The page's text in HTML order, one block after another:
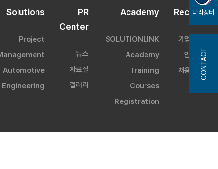
Solutions
Project
Automotive
Engineering
PR
Center
뉴스
자료실
갤러리
Academy
SOLUTIONLINK
Academy
Training
Courses
Registration
Recruit
기업문화
인재상
채용정보
나라장터
CONTACT